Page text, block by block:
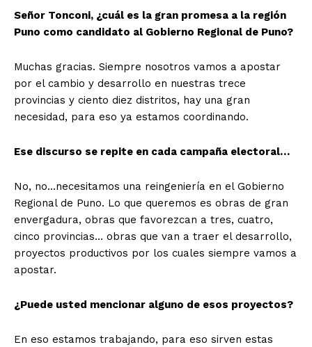
Señor Tonconi, ¿cuál es la gran promesa a la región
Puno como candidato al Gobierno Regional de Puno?
Muchas gracias. Siempre nosotros vamos a apostar
por el cambio y desarrollo en nuestras trece
provincias y ciento diez distritos, hay una gran
necesidad, para eso ya estamos coordinando.
Ese discurso se repite en cada campaña electoral…
No, no…necesitamos una reingeniería en el Gobierno
Regional de Puno. Lo que queremos es obras de gran
envergadura, obras que favorezcan a tres, cuatro,
cinco provincias… obras que van a traer el desarrollo,
proyectos productivos por los cuales siempre vamos a
apostar.
¿Puede usted mencionar alguno de esos proyectos?
En eso estamos trabajando, para eso sirven estas